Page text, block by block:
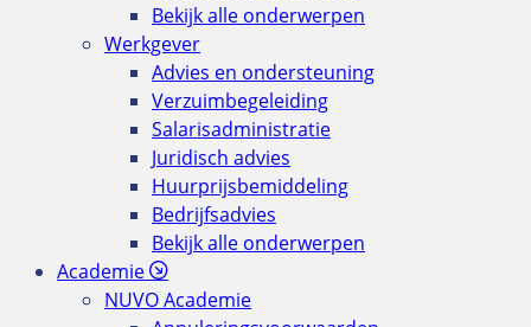
Bekijk alle onderwerpen
Werkgever
Advies en ondersteuning
Verzuimbegeleiding
Salarisadministratie
Juridisch advies
Huurprijsbemiddeling
Bedrijfsadvies
Bekijk alle onderwerpen
Academie
NUVO Academie